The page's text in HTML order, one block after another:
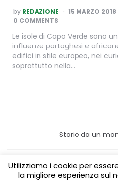
POSTED
BY
by REDAZIONE 15 MARZO 2018
0 COMMENTS
Le isole di Capo Verde sono
influenze portoghesi e
edifici in stile europeo, nei
soprattutto nella…
Storie da un
Home
Laboratori/
Green content per
Utilizziamo i cookie per
la migliore esperienza sul